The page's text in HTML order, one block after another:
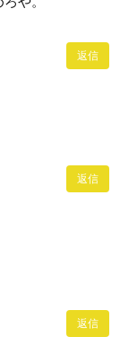
返信
返信
返信